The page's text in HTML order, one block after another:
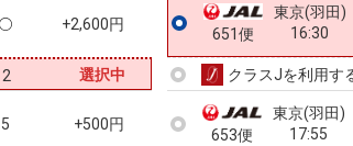
+2,600円
2 選択中
5 +500円
651便
東京(羽田)
16:30
クラスJを利用す
653便
東京(羽田)
17:55